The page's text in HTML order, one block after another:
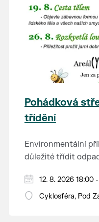
Pohádková
třídění
Environmentální
důležité třídit
Hraje se jen za
Vstupné
12. 8. 2026 18:00
Cyklosféra, Pod